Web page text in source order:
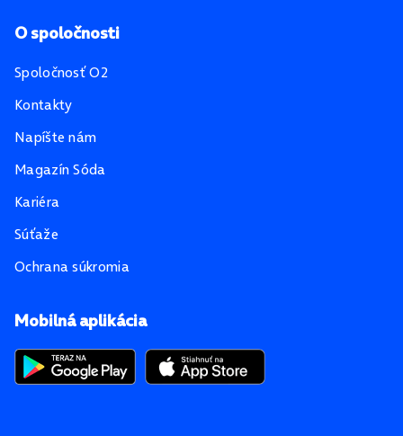
Mobilná aplikácia
O spoločnosti
Spoločnosť O2
Kontakty
Napíšte nám
Magazín Sóda
Kariéra
Súťaže
Ochrana súkromia